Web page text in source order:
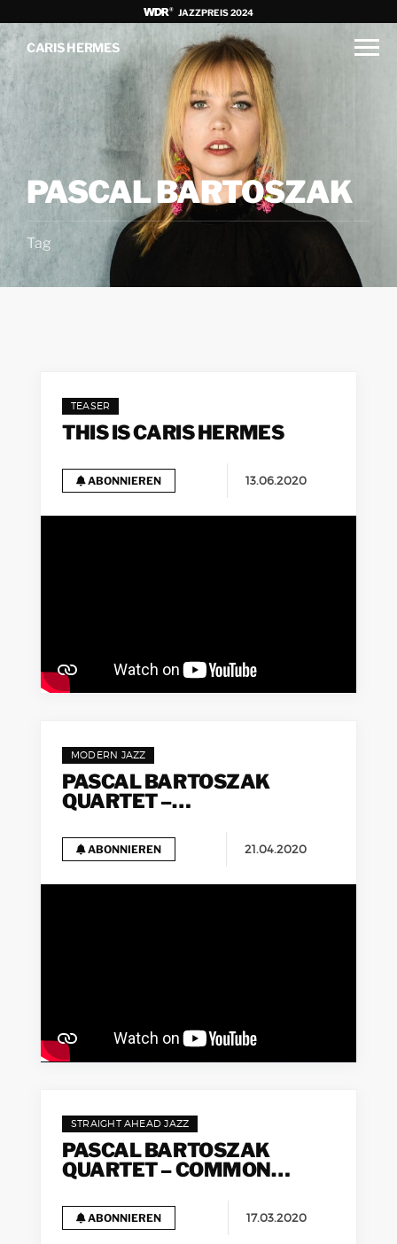
JAZZPREIS 2024
CARIS HERMES
PASCAL BARTOSZAK
Tag
TEASER
THIS IS CARIS HERMES
ABONNIEREN 13.06.2020
MODERN JAZZ
PASCAL BARTOSZAK
QUARTET –
(LIVE)
ABONNIEREN 21.04.2020
STRAIGHT AHEAD JAZZ
PASCAL BARTOSZAK
QUARTET – COMMON
ABONNIEREN 17.03.2020